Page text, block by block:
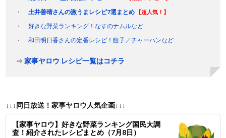
土井善晴さんの激うまレシピ7選まとめ 【超人気！】
好きな野菜ランキング！なすのナムルなど
和田明日香さんの定番レシピ！餃子／チャーハンなど
⇒家事ヤロウ レシピ一覧はコチラ
↓↓↓同日放送！家事ヤロウ人気企画↓↓↓
【家事ヤロウ】好きな野菜ランキング国民大調
査！紹介されたレシピまとめ（7月8日）